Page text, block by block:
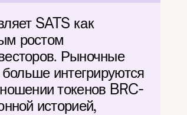
SATS как
ростом
Рыночные
интегрируются
токенов BRC-
историей,